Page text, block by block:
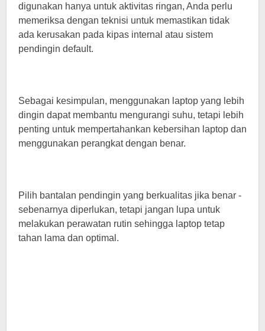
digunakan hanya untuk aktivitas ringan, Anda perlu
memeriksa dengan teknisi untuk memastikan tidak
ada kerusakan pada kipas internal atau sistem
pendingin default.
Sebagai kesimpulan, menggunakan laptop yang lebih
dingin dapat membantu mengurangi suhu, tetapi lebih
penting untuk mempertahankan kebersihan laptop dan
menggunakan perangkat dengan benar.
Pilih bantalan pendingin yang berkualitas jika benar -
sebenarnya diperlukan, tetapi jangan lupa untuk
melakukan perawatan rutin sehingga laptop tetap
tahan lama dan optimal.